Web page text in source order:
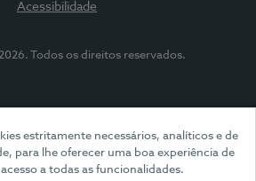
estritamente necessários, analíticos e de
para lhe oferecer uma boa experiência de
a todas as funcionalidades.
Acessibilidade
Todos os direitos reservados.